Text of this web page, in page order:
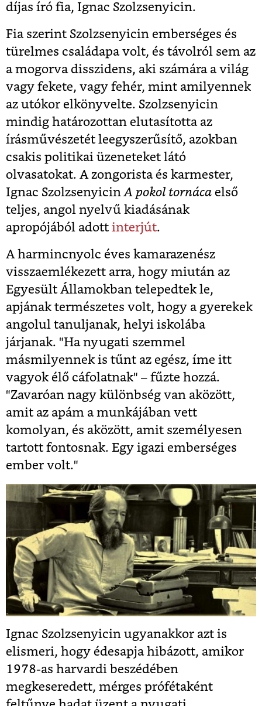
díjas író fia, Ignac Szolzsenyicin.
Fia szerint Szolzsenyicin emberséges és
türelmes családapa volt, és távolról sem az
a mogorva disszidens, aki számára a világ
vagy fekete, vagy fehér, mint amilyennek
az utókor elkönyvelte. Szolzsenyicin
mindig határozottan elutasította az
írásművészetét leegyszerűsítő, azokban
csakis politikai üzeneteket látó
olvasatokat. A zongorista és karmester,
Ignac Szolzsenyicin A pokol tornáca első
teljes, angol nyelvű kiadásának
apropójából adott interjút.
A harmincnyolc éves kamarazenész
visszaemlékezett arra, hogy miután az
Egyesült Államokban telepedtek le,
apjának természetes volt, hogy a gyerekek
angolul tanuljanak, helyi iskolába
járjanak. "Ha nyugati szemmel
másmilyennek is tűnt az egész, íme itt
vagyok élő cáfolatnak" – fűzte hozzá.
"Zavaróan nagy különbség van aközött,
amit az apám a munkájában vett
komolyan, és aközött, amit személyesen
tartott fontosnak. Egy igazi emberséges
ember volt."
Ignac Szolzsenyicin ugyanakkor azt is
elismeri, hogy édesapja hibázott, amikor
1978-as harvardi beszédében
megkeseredett, mérges prófétaként